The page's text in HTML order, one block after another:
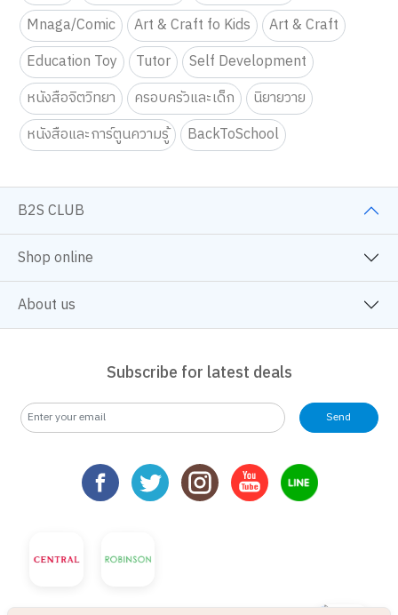
Mnaga/Comic
Art & Craft fo Kids
Art & Craft
Education Toy
Tutor
Self Development
หนังสือจิตวิทยา
ครอบครัวและเด็ก
นิยายวาย
หนังสือและการ์ตูนความรู้
BackToSchool
B2S CLUB
Shop online
About us
Subscribe for latest deals
Send